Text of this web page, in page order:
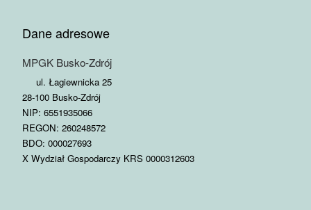
Dane adresowe
MPGK Busko-Zdrój
ul. Łagiewnicka 25
28-100 Busko-Zdrój
NIP: 6551935066
REGON: 260248572
BDO: 000027693
X Wydział Gospodarczy KRS 0000312603